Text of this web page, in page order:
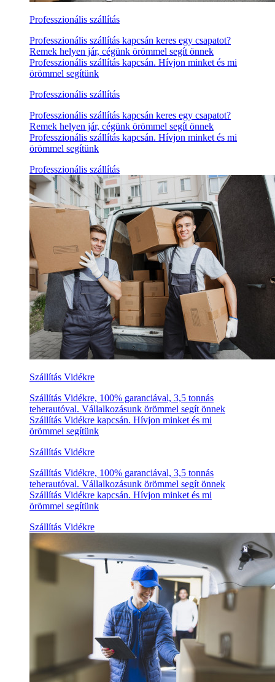
Professzionális szállítás
Professzionális szállítás kapcsán keres egy csapatot?
Remek helyen jár, cégünk örömmel segít önnek
Professzionális szállítás kapcsán. Hívjon minket és mi
örömmel segítünk
Professzionális szállítás
Professzionális szállítás kapcsán keres egy csapatot?
Remek helyen jár, cégünk örömmel segít önnek
Professzionális szállítás kapcsán. Hívjon minket és mi
örömmel segítünk
Professzionális szállítás
Szállítás Vidékre
Szállítás Vidékre, 100% garanciával, 3,5 tonnás
teherautóval. Vállalkozásunk örömmel segít önnek
Szállítás Vidékre kapcsán. Hívjon minket és mi
örömmel segítünk
Szállítás Vidékre
Szállítás Vidékre, 100% garanciával, 3,5 tonnás
teherautóval. Vállalkozásunk örömmel segít önnek
Szállítás Vidékre kapcsán. Hívjon minket és mi
örömmel segítünk
Szállítás Vidékre